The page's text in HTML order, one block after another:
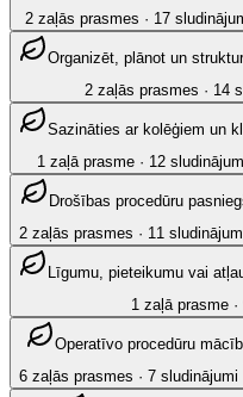
2 zaļās prasmes · 17
Organizēt, plānot un
2 zaļās prasmes · 14
Sazināties ar kolēģiem un
1 zaļā prasme· 12
Drošības procedūru
2 zaļās prasmes · 11
Līgumu, pieteikumu vai
1 zaļā prasme·
Operatīvo procedūru
6 zaļās prasmes · 7 sludinājumi